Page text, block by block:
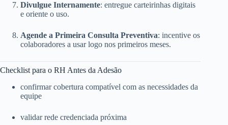
Divulgue Internamente: entregue carteirinhas digitais
e oriente o uso.
Agende a Primeira Consulta Preventiva: incentive os
colaboradores a usar logo nos primeiros meses.
Checklist para o RH Antes da Adesão
confirmar cobertura compatível com as necessidades da
equipe
validar rede credenciada próxima